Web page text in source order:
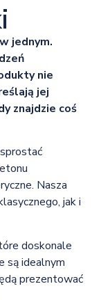
jednym.
nie
jej
znajdzie coś
Nasza
jak i
doskonale
są idealnym
prezentować